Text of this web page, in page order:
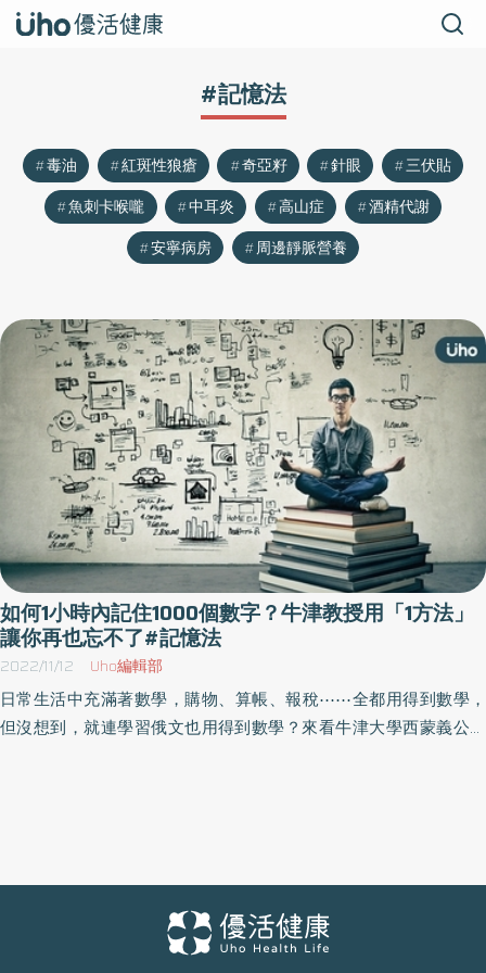
#記憶法
毒油 紅斑性狼瘡 奇亞籽 針眼
三伏貼
魚刺卡喉嚨
中耳炎 高山症
酒精代謝
安寧病房
周邊靜脈營養
如何1小時內記住1000個數字？牛津教授用「1方法」
讓你再也忘不了#記憶法
2022/11/12 Uho編輯部
日常生活中充滿著數學，購物、算帳、報稅⋯⋯全都用得到數學，
但沒想到，就連學習俄文也用得到數學？來看牛津大學西蒙義公共